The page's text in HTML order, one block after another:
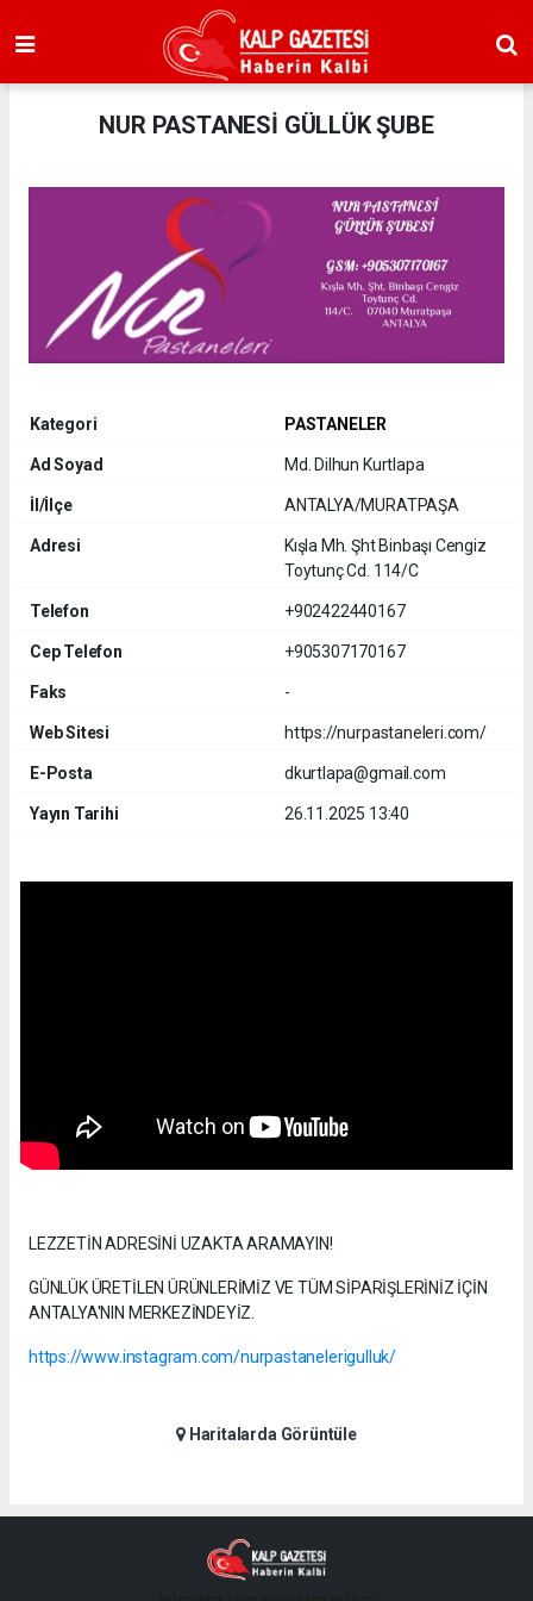
NUR PASTANESİ GÜLLÜK ŞUBE
Kategori PASTANELER
Ad Soyad Md. Dilhun Kurtlapa
İl/İlçe ANTALYA/MURATPAŞA
Adresi
Kışla Mh. Şht Binbaşı Cengiz
Toytunç Cd. 114/C
Telefon +902422440167
Cep Telefon +905307170167
Faks -
Web Sitesi https://nurpastaneleri.com/
E-Posta dkurtlapa@gmail.com
Yayın Tarihi 26.11.2025 13:40
LEZZETİN ADRESİNİ UZAKTA ARAMAYIN!
GÜNLÜK ÜRETİLEN ÜRÜNLERİMİZ VE TÜM SİPARİŞLERİNİZ İÇİN
ANTALYA'NIN MERKEZİNDEYİZ.
https://www.instagram.com/nurpastanelerigulluk/
Haritalarda Görüntüle